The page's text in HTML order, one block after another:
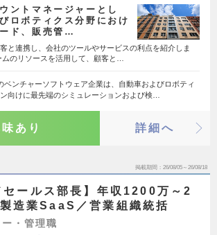
ントマネージャーとし
ロボティクス分野におけ
ド、販売管…
と連携し、会社のツールやサービスの利点を紹介しま
のリソースを活用して、顧客と…
ベンチャーソフトウェア企業は、自動車およびロボティ
向けに最先端のシミュレーションおよび検…
あり 詳細へ
掲載期間 26/08/05～26/08/18
セールス部長】年収1200万～2
造業SaaS／営業組織統括
・管理職